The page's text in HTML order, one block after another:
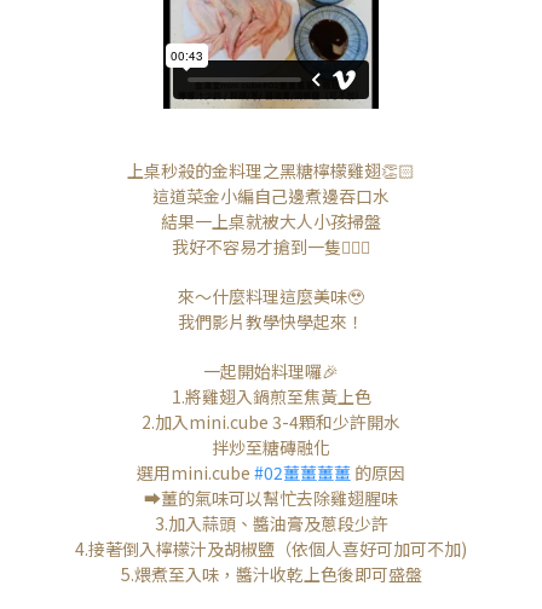
上桌秒殺的金料理之黑糖檸檬雞翅👏🏻
這道菜金小編自己邊煮邊吞口水
結果一上桌就被大人小孩掃盤
我好不容易才搶到一隻🤦🏻‍♀️
來～什麼料理這麼美味🥹
我們影片教學快學起來！
一起開始料理囉🎉
1.將雞翅入鍋煎至焦黃上色
2.加入mini.cube 3-4顆和少許開水
拌炒至糖磚融化
選用mini.cube #02薑薑薑薑 的原因
➡️薑的氣味可以幫忙去除雞翅腥味
3.加入蒜頭、醬油膏及蔥段少許
4.接著倒入檸檬汁及胡椒鹽（依個人喜好可加可不加)
5.煨煮至入味，醬汁收乾上色後即可盛盤